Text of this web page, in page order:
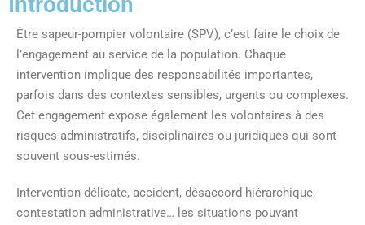
Être sapeur-pompier volontaire (SPV), c’est faire le choix de
l’engagement au service de la population. Chaque
intervention implique des responsabilités importantes,
parfois dans des contextes sensibles, urgents ou complexes.
Cet engagement expose également les volontaires à des
risques administratifs, disciplinaires ou juridiques qui sont
souvent sous-estimés.
Intervention délicate, accident, désaccord hiérarchique,
contestation administrative… les situations pouvant